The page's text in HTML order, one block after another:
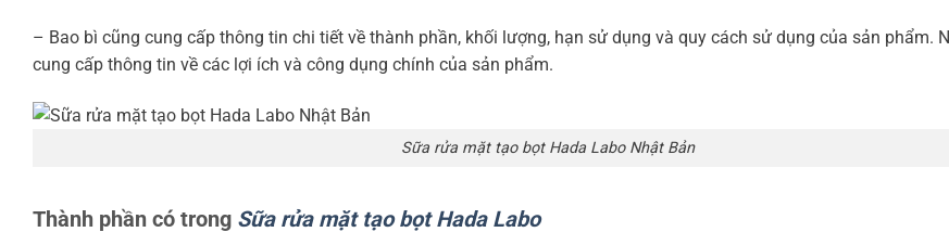
– Bao bì cũng cung cấp thông tin chi tiết về thành phần, khối lượng, hạn sử dụng và quy cách sử dụng của sản phẩm.
cung cấp thông tin về các lợi ích và công dụng chính của sản phẩm.
Sữa rửa mặt tạo bọt Hada Labo Nhật Bản
Thành phần có trong Sữa rửa mặt tạo bọt Hada Labo